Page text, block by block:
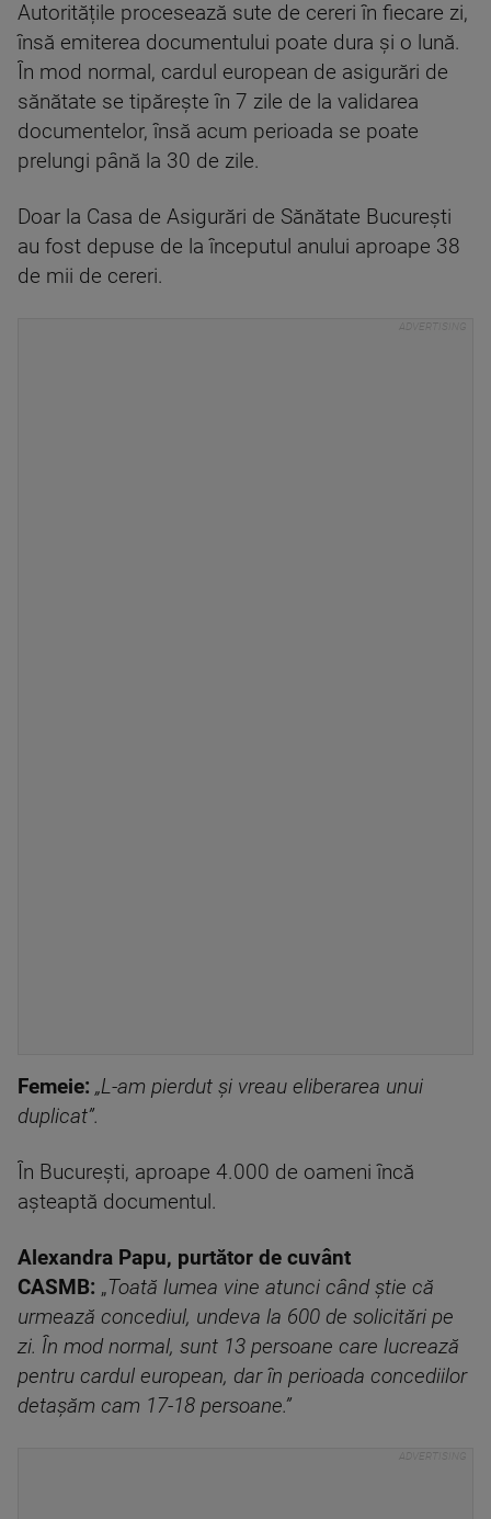
Autoritățile procesează sute de cereri în fiecare zi,
însă emiterea documentului poate dura și o lună.
În mod normal, cardul european de asigurări de
sănătate se tipărește în 7 zile de la validarea
documentelor, însă acum perioada se poate
prelungi până la 30 de zile.
Doar la Casa de Asigurări de Sănătate București
au fost depuse de la începutul anului aproape 38
de mii de cereri.
Femeie: „L-am pierdut și vreau eliberarea unui
duplicat”.
În București, aproape 4.000 de oameni încă
așteaptă documentul.
Alexandra Papu, purtător de cuvânt
CASMB: „Toată lumea vine atunci când știe că
urmează concediul, undeva la 600 de solicitări pe
zi. În mod normal, sunt 13 persoane care lucrează
pentru cardul european, dar în perioada concediilor
detașăm cam 17-18 persoane.”